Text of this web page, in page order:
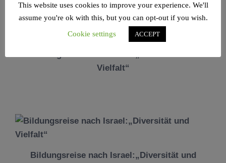
Vielfalt“
Bildungsreise nach Israel:„Diversität und
This website uses cookies to improve your experience. We'll
assume you're ok with this, but you can opt-out if you wish.
Cookie settings
ACCEPT